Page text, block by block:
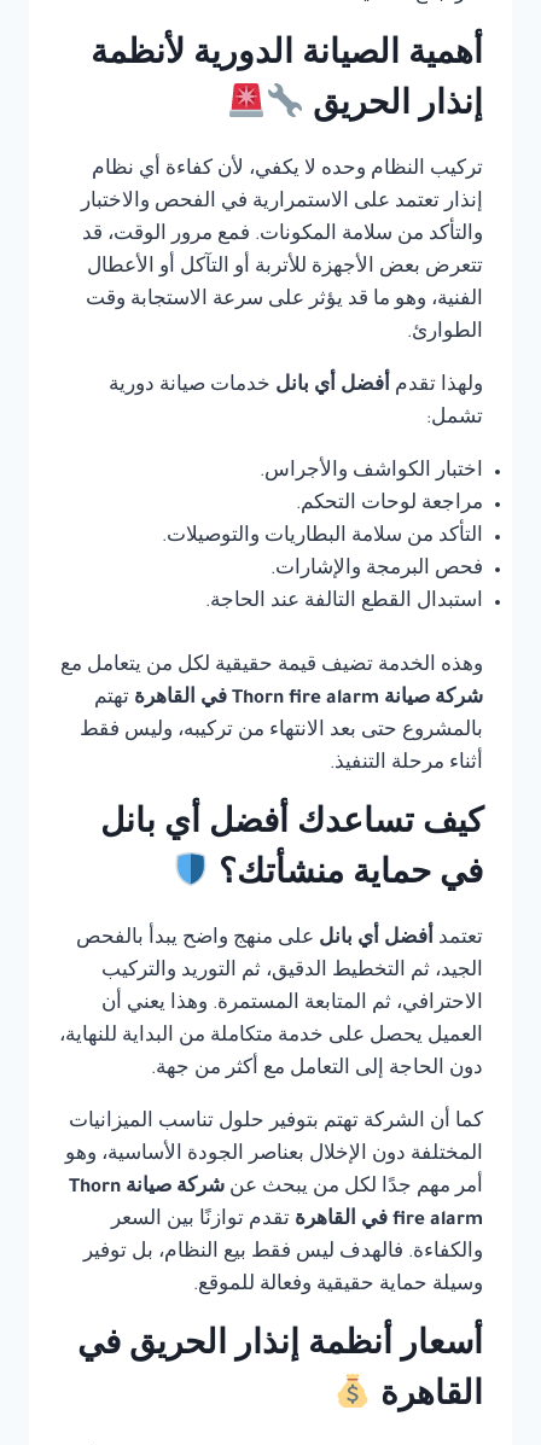
أهمية الصيانة الدورية لأنظمة
إنذار الحريق
تركيب النظام وحده لا يكفي، لأن كفاءة أي نظام
إنذار تعتمد على الاستمرارية في الفحص والاختبار
والتأكد من سلامة المكونات. فمع مرور الوقت، قد
تتعرض بعض الأجهزة للأتربة أو التآكل أو الأعطال
الفنية، وهو ما قد يؤثر على سرعة الاستجابة وقت
الطوارئ.
ولهذا تقدم أفضل أي بانل خدمات صيانة دورية
تشمل:
اختبار الكواشف والأجراس.
مراجعة لوحات التحكم.
التأكد من سلامة البطاريات والتوصيلات.
فحص البرمجة والإشارات.
استبدال القطع التالفة عند الحاجة.
وهذه الخدمة تضيف قيمة حقيقية لكل من يتعامل مع
شركة صيانة Thorn fire alarm في القاهرة
تهتم
بالمشروع حتى بعد الانتهاء من تركيبه، وليس فقط
أثناء مرحلة التنفيذ.
كيف تساعدك أفضل أي بانل
في حماية منشأتك؟
تعتمد أفضل أي بانل على منهج واضح يبدأ بالفحص
الجيد، ثم التخطيط الدقيق، ثم التوريد والتركيب
الاحترافي، ثم المتابعة المستمرة. وهذا يعني أن
العميل يحصل على خدمة متكاملة من البداية للنهاية،
دون الحاجة إلى التعامل مع أكثر من جهة.
كما أن الشركة تهتم بتوفير حلول تناسب الميزانيات
المختلفة دون الإخلال بعناصر الجودة الأساسية، وهو
أمر مهم جدًا لكل من يبحث عن
شركة صيانة Thorn
fire alarm في القاهرة
تقدم توازنًا بين السعر
والكفاءة. فالهدف ليس فقط بيع النظام، بل توفير
وسيلة حماية حقيقية وفعالة للموقع.
أسعار أنظمة إنذار الحريق في
القاهرة